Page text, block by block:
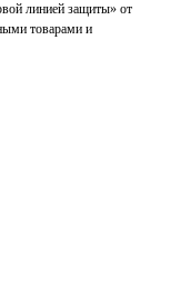
линией защиты» от
товарами и